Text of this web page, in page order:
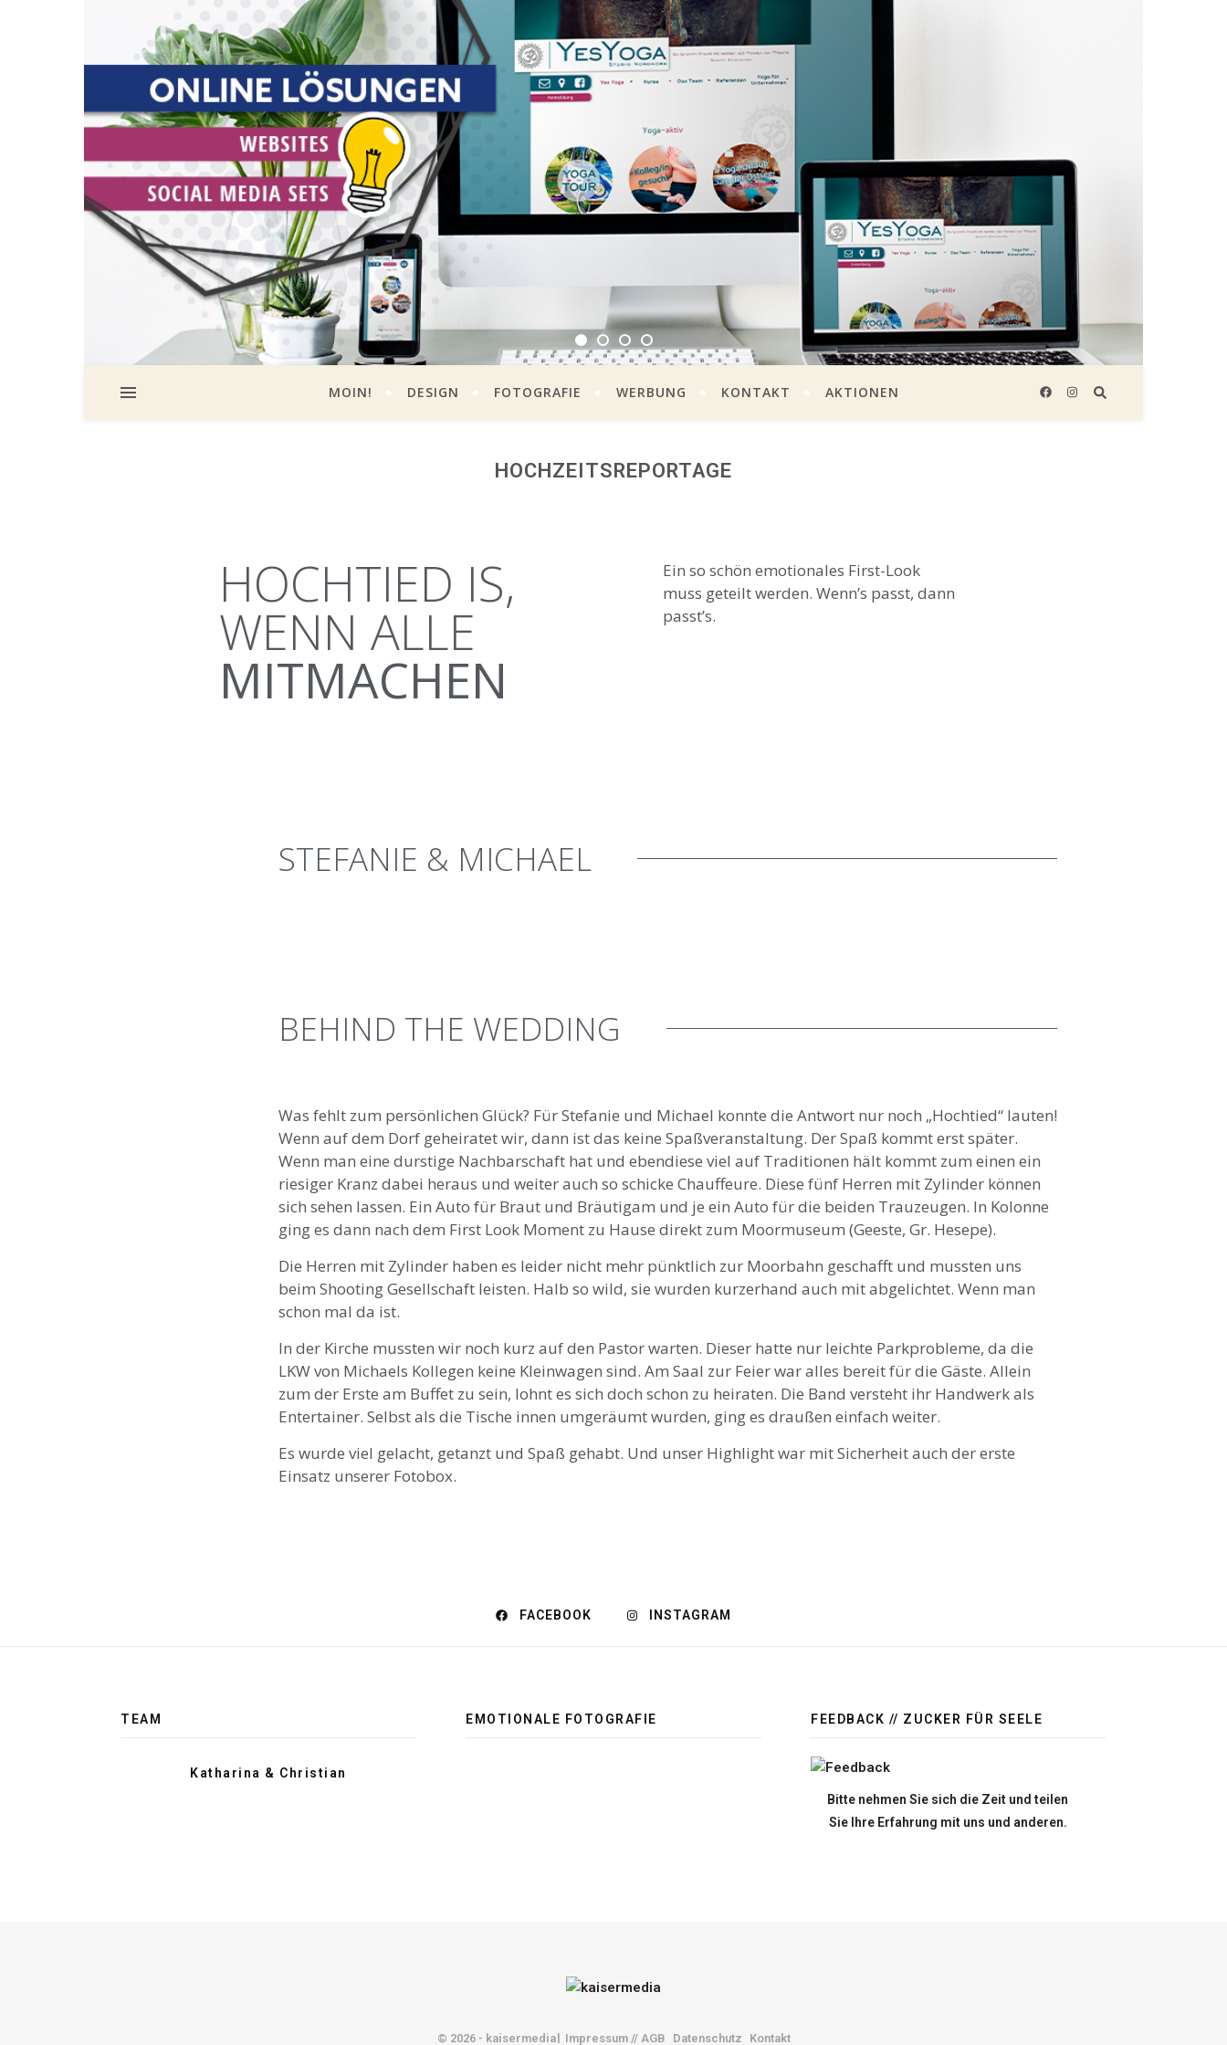
MOIN! DESIGN FOTOGRAFIE WERBUNG KONTAKT AKTIONEN
HOCHZEITSREPORTAGE
HOCHTIED IS,
WENN ALLE
MITMACHEN
Ein so schön emotionales First-Look
muss geteilt werden. Wenn’s passt, dann
passt’s.
STEFANIE & MICHAEL
BEHIND THE WEDDING
Was fehlt zum persönlichen Glück? Für Stefanie und Michael konnte die Antwort nur noch „Hochtied“ lauten!
Wenn auf dem Dorf geheiratet wir, dann ist das keine Spaßveranstaltung. Der Spaß kommt erst später.
Wenn man eine durstige Nachbarschaft hat und ebendiese viel auf Traditionen hält kommt zum einen ein
riesiger Kranz dabei heraus und weiter auch so schicke Chauffeure. Diese fünf Herren mit Zylinder können
sich sehen lassen. Ein Auto für Braut und Bräutigam und je ein Auto für die beiden Trauzeugen. In Kolonne
ging es dann nach dem First Look Moment zu Hause direkt zum Moormuseum (Geeste, Gr. Hesepe).
Die Herren mit Zylinder haben es leider nicht mehr pünktlich zur Moorbahn geschafft und mussten uns
beim Shooting Gesellschaft leisten. Halb so wild, sie wurden kurzerhand auch mit abgelichtet. Wenn man
schon mal da ist.
In der Kirche mussten wir noch kurz auf den Pastor warten. Dieser hatte nur leichte Parkprobleme, da die
LKW von Michaels Kollegen keine Kleinwagen sind. Am Saal zur Feier war alles bereit für die Gäste. Allein
zum der Erste am Buffet zu sein, lohnt es sich doch schon zu heiraten. Die Band versteht ihr Handwerk als
Entertainer. Selbst als die Tische innen umgeräumt wurden, ging es draußen einfach weiter.
Es wurde viel gelacht, getanzt und Spaß gehabt. Und unser Highlight war mit Sicherheit auch der erste
Einsatz unserer Fotobox.
FACEBOOK INSTAGRAM
TEAM
Katharina & Christian
EMOTIONALE FOTOGRAFIE FEEDBACK // ZUCKER FÜR SEELE
Bitte nehmen Sie sich die Zeit und teilen
Sie Ihre Erfahrung mit uns und anderen.
© 2026 - kaisermedia Impressum // AGB Datenschutz Kontakt